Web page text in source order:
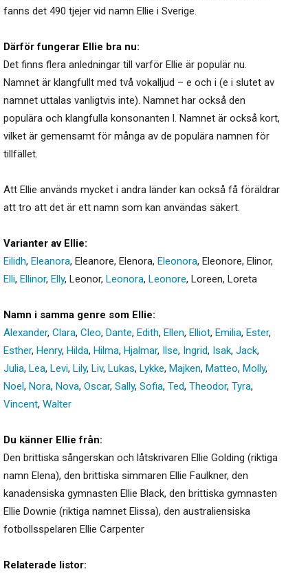
fanns det 490 tjejer vid namn Ellie i Sverige.
Därför fungerar Ellie bra nu:
Det finns flera anledningar till varför Ellie är populär nu.
Namnet är klangfullt med två vokalljud – e och i (e i slutet av
namnet uttalas vanligtvis inte). Namnet har också den
populära och klangfulla konsonanten l. Namnet är också kort,
vilket är gemensamt för många av de populära namnen för
tillfället.
Att Ellie används mycket i andra länder kan också få föräldrar
att tro att det är ett namn som kan användas säkert.
Varianter av Ellie:
Eilidh, Eleanora, Eleanore, Elenora, Eleonora, Eleonore, Elinor,
Elli, Ellinor, Elly, Leonor, Leonora, Leonore, Loreen, Loreta
Namn i samma genre som Ellie:
Alexander, Clara, Cleo, Dante, Edith, Ellen, Elliot, Emilia, Ester,
Esther, Henry, Hilda, Hilma, Hjalmar, Ilse, Ingrid, Isak, Jack,
Julia, Lea, Levi, Lily, Liv, Lukas, Lykke, Majken, Matteo, Molly,
Noel, Nora, Nova, Oscar, Sally, Sofia, Ted, Theodor, Tyra,
Vincent, Walter
Du känner Ellie från:
Den brittiska sångerskan och låtskrivaren Ellie Golding (riktiga
namn Elena), den brittiska simmaren Ellie Faulkner, den
kanadensiska gymnasten Ellie Black, den brittiska gymnasten
Ellie Downie (riktiga namnet Elissa), den australiensiska
fotbollsspelaren Ellie Carpenter
Relaterade listor: